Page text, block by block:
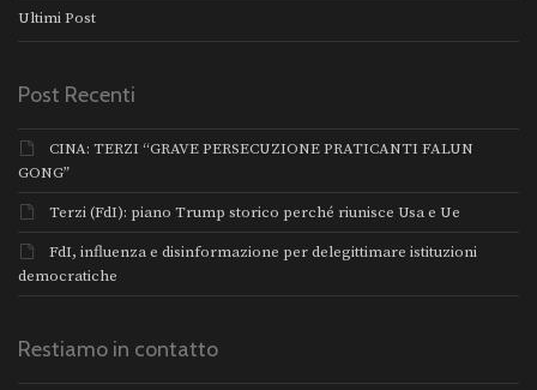
Ultimi Post
Post Recenti
CINA: TERZI “GRAVE PERSECUZIONE PRATICANTI FALUN
GONG”
Terzi (FdI): piano Trump storico perché riunisce Usa e Ue
FdI, influenza e disinformazione per delegittimare istituzioni
democratiche
Restiamo in contatto